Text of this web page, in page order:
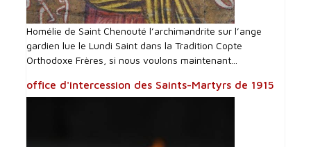
Homélie de Saint Chenouté l’archimandrite sur l’ange
gardien lue le Lundi Saint dans la Tradition Copte
Orthodoxe Frères, si nous voulons maintenant...
office d'intercession des Saints-Martyrs de 1915